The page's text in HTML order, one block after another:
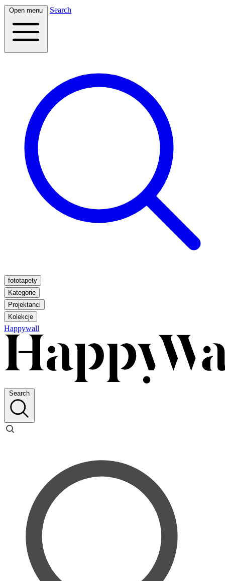
Open menu Search
fototapety
Kategorie
Projektanci
Kolekcje
Happywall
Search